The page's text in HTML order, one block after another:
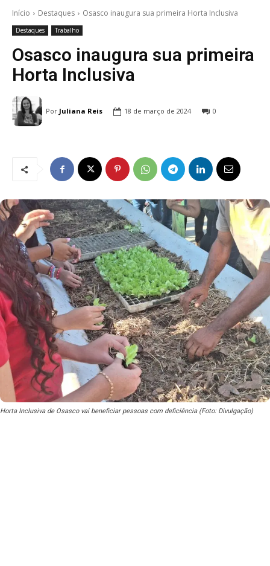
Início Destaques Osasco inaugura sua primeira Horta Inclusiva
Destaques Trabalho
Osasco inaugura sua primeira
Horta Inclusiva
Por Juliana Reis 18 de março de 2024 0
Horta Inclusiva de Osasco vai beneficiar pessoas com deficiência (Foto: Divulgação)